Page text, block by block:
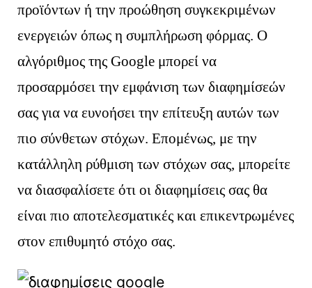
προϊόντων ή την προώθηση συγκεκριμένων
ενεργειών όπως η συμπλήρωση φόρμας. Ο
αλγόριθμος της Google μπορεί να
προσαρμόσει την εμφάνιση των διαφημίσεών
σας για να ευνοήσει την επίτευξη αυτών των
πιο σύνθετων στόχων. Επομένως, με την
κατάλληλη ρύθμιση των στόχων σας, μπορείτε
να διασφαλίσετε ότι οι διαφημίσεις σας θα
είναι πιο αποτελεσματικές και επικεντρωμένες
στον επιθυμητό στόχο σας.